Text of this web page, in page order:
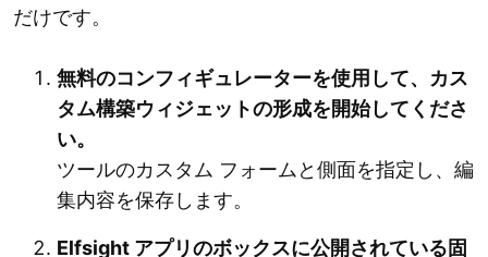
だけです。
無料のコンフィギュレーターを使用して、カス
タム構築ウィジェットの形成を開始してくださ
い。
ツールのカスタム フォームと側面を指定し、編
集内容を保存します。
Elfsight アプリのボックスに公開されている固